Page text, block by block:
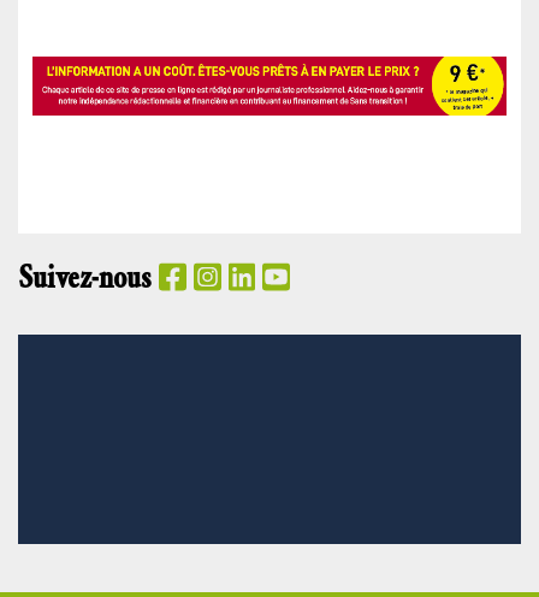
Suivez-nous